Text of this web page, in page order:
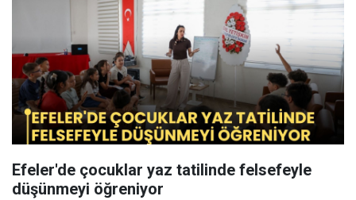
Efeler'de çocuklar yaz tatilinde felsefeyle
düşünmeyi öğreniyor